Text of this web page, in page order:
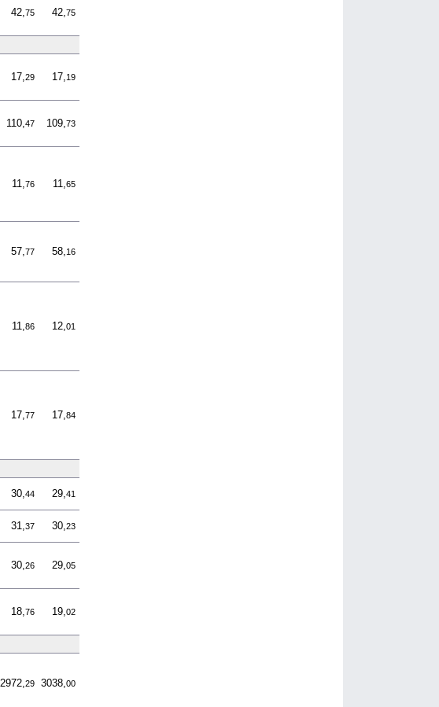
42,75 42,75
17,29 17, 19
110,47 109,73
11,76 11,65
57,77 58, 16
11,86 12,01
17,77 17,84
30,44 29,41
31,37 30,23
30,26 29,05
18,76 19,02
2972,29 3038,00